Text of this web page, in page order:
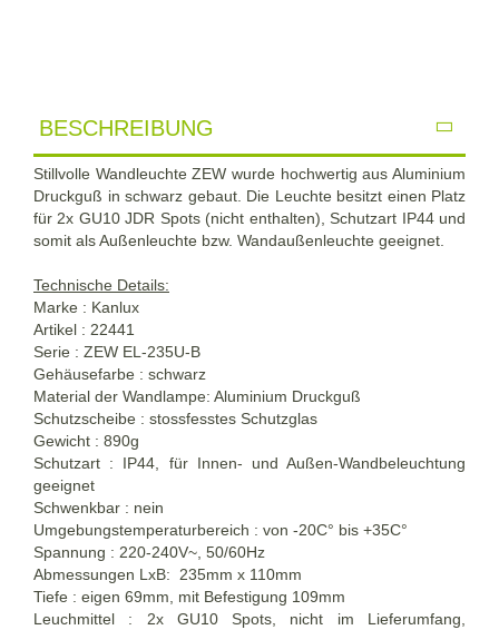
BESCHREIBUNG
Stillvolle Wandleuchte ZEW wurde hochwertig aus Aluminium
Druckguß in schwarz gebaut. Die Leuchte besitzt einen Platz
für 2x GU10 JDR Spots (nicht enthalten), Schutzart IP44 und
somit als Außenleuchte bzw. Wandaußenleuchte geeignet.
Technische Details:
Marke : Kanlux
Artikel : 22441
Serie : ZEW EL-235U-B
Gehäusefarbe : schwarz
Material der Wandlampe: Aluminium Druckguß
Schutzscheibe : stossfesstes Schutzglas
Gewicht : 890g
Schutzart : IP44, für Innen- und Außen-Wandbeleuchtung
geeignet
Schwenkbar : nein
Umgebungstemperaturbereich : von -20C° bis +35C°
Spannung : 220-240V~, 50/60Hz
Abmessungen LxB: 235mm x 110mm
Tiefe : eigen 69mm, mit Befestigung 109mm
Leuchmittel : 2x GU10 Spots, nicht im Lieferumfang,